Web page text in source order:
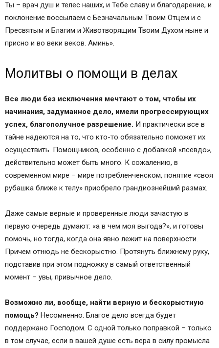
Ты – врач душ и телес наших, и Тебе славу и благодарение, и
поклонение воссылаем с Безначальным Твоим Отцем и с
Пресвятым и Благим и Животворящим Твоим Духом ныне и
присно и во веки веков. Аминь».
Молитвы о помощи в делах
Все люди без исключения мечтают о том, чтобы их
начинания, задуманное дело, имели прогрессирующих
успех, благополучное разрешение. И практически все в
тайне надеются на то, что кто-то обязательно поможет их
осуществить. Помощников, особенно с добавкой «псевдо»,
действительно может быть много. К сожалению, в
современном мире – мире потребленченском, понятие «своя
рубашка ближе к телу» приобрело грандиознейший размах.
Даже самые верные и проверенные люди зачастую в
первую очередь думают: «а в чем моя выгода?», и готовы
помочь, но тогда, когда она явно лежит на поверхности.
Причем отнюдь не бескорыстно. Протянуть ближнему руку,
подставив при этом подножку в самый ответственный
момент – увы, привычное дело.
Возможно ли, вообще, найти верную и бескорыстную
помощь? Несомненно. Благое дело всегда будет
поддержано Господом. С одной только поправкой – только
в том случае, если в вашей душе есть вера в силу промысла